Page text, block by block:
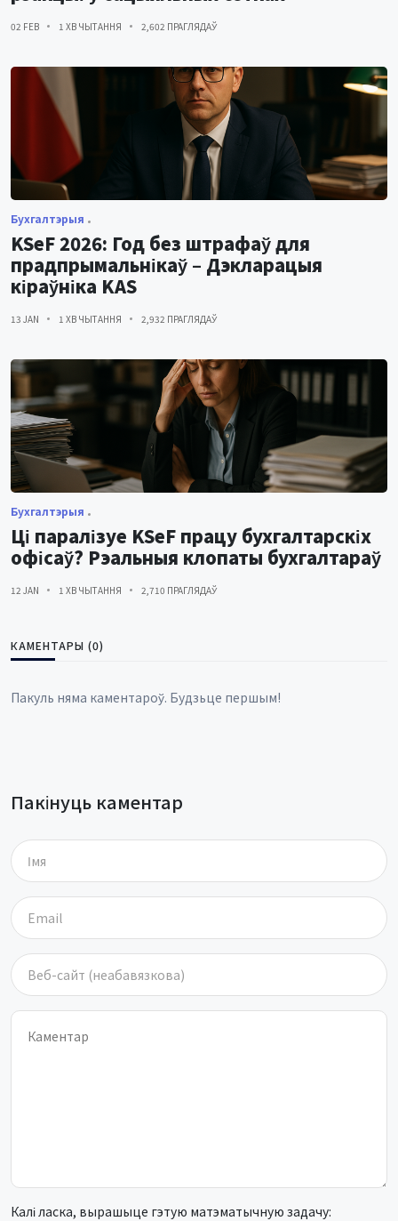
02 FEB 1 ХВ ЧЫТАННЯ 2,602 ПРАГЛЯДАЎ
Бухгалтэрыя
KSeF 2026: Год без штрафаў для
прадпрымальнікаў – Дэкларацыя
кіраўніка KAS
13 JAN 1 ХВ ЧЫТАННЯ 2,932 ПРАГЛЯДАЎ
Бухгалтэрыя
Ці паралізуе KSeF працу бухгалтарскіх
офісаў? Рэальныя клопаты бухгалтараў
12 JAN 1 ХВ ЧЫТАННЯ 2,710 ПРАГЛЯДАЎ
КАМЕНТАРЫ (0)
Пакуль няма каментароў. Будзьце першым!
Пакінуць каментар
Калі ласка, вырашыце гэтую матэматычную задачу: